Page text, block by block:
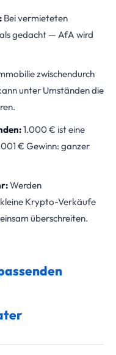
Bei vermieteten
gedacht — AfA wird
zwischendurch
unter Umständen die
1.000 € ist eine
€ Gewinn: ganzer
Werden
Krypto-Verkäufe
überschreiten.